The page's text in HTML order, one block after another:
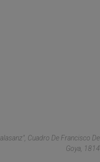
Cuadro De Francisco De
Goya, 1814